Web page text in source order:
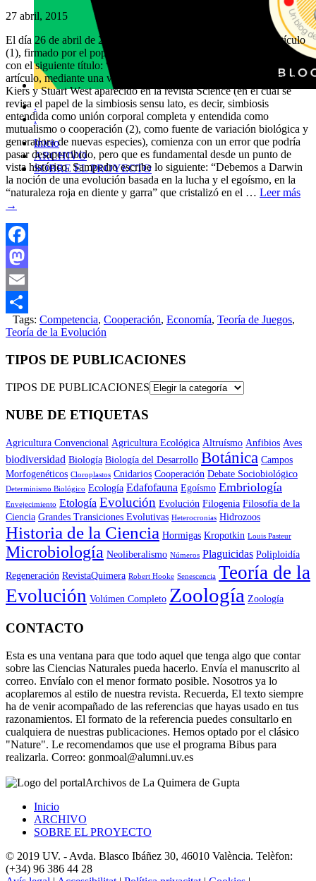
.
.
Inicio
ARCHIVO
SOBRE EL PROYECTO
27 abril, 2015
El día 26 de abril de 2015 apareció, en el Diario El País, un artículo
(1), firmado por el popular divulgador científico Javier Sampedro,
con el siguiente título: “la otra evolución de las especies”. El
artículo, mediante una vaga referencia al reciente artículo de Toby
Kiers y Stuart West aparecido en la revista Science (en el cual se
revisa el papel de la simbiosis sensu lato, es decir, simbiosis
entendida como unión corporal completa y entendida como
mutualismo o cooperación (2), como fuente de variación biológica y
generadora de nuevas especies), comienza con un error que podría
pasar desapercibido, pero que es fundamental desde un punto de
vista histórico. Sampedro escribe lo siguiente: “Debemos a Darwin
la noción de una evolución basada en la lucha y el egoísmo, en la
“naturaleza roja en diente y garra” que cristalizó en el … Leer más
→
Facebook
Mastodon
Email
Compartir
Tags: Competencia, Cooperación, Economía, Teoría de Juegos,
Teoría de la Evolución
TIPOS DE PUBLICACIONES
TIPOS DE PUBLICACIONES
NUBE DE ETIQUETAS
Agricultura Convencional Agricultura Ecológica Altruísmo Anfibios Aves
biodiversidad Biología Biología del Desarrollo Botánica Campos
Morfogenéticos Cloroplastos Cnidarios Cooperación Debate Sociobiológico
Determinismo Biológico Ecología Edafofauna Egoísmo Embriología
Envejecimiento Etología Evolución Evolución Filogenia Filosofía de la
Ciencia Grandes Transiciones Evolutivas Heterocronias Hidrozoos
Historia de la Ciencia Hormigas Kropotkin Louis Pasteur
Microbiología Neoliberalismo Números Plaguicidas Poliploidía
Regeneración RevistaQuimera Robert Hooke Senescencia Teoría de la
Evolución Volúmen Completo Zoología Zoología
CONTACTO
Esta es una ventana para que todo aquel que tenga algo que contar
sobre las Ciencias Naturales pueda hacerlo. Envía el manuscrito al
correo. Envíalo con el menor formato posible. Nosotros ya lo
acoplaremos al estilo de nuestra revista. Recuerda, El texto siempre
ha de venir acompañado de las referencias que hayas usado en tus
razonamientos. El formato de la referencia puedes consultarlo en
cualquiera de nuestras publicaciones. Hemos optado por el clásico
"Nature". Le recomendamos que use el programa Bibus para
realizarla. Correo: gonmoal@alumni.uv.es
Archivos de La Quimera de Gupta
Inicio
ARCHIVO
SOBRE EL PROYECTO
© 2019 UV. - Avda. Blasco Ibáñez 30, 46010 València. Telèfon:
(+34) 96 386 44 28